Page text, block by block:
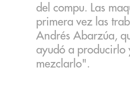
del compu. Las
primera vez las
Andrés Abarzúa,
ayudó a producirlo
mezclarlo".